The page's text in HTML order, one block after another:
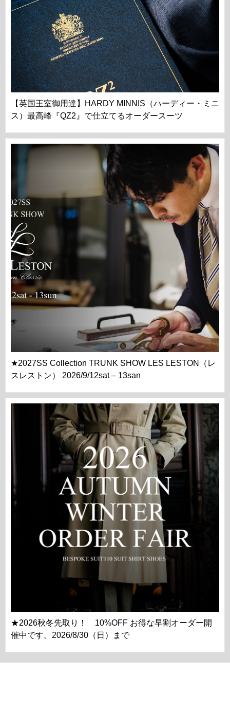
【英国王室御用達】HARDY MINNIS（ハーディー・ミニ
ス）最高峰『QZ2』で仕立てるオーダースーツ
★2027SS Collection TRUNK SHOW LES LESTON（レ
スレストン） 2026/9/12sat – 13san
★2026秋冬先取り！ 10%OFF お得な早割オーダー開
催中です。2026/8/30（日）まで